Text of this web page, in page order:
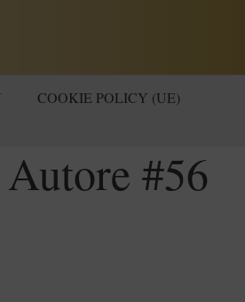
COOKIE POLICY (UE)
#56